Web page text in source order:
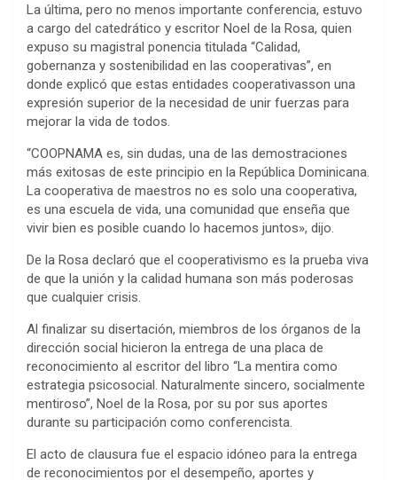
La última, pero no menos importante conferencia, estuvo
a cargo del catedrático y escritor Noel de la Rosa, quien
expuso su magistral ponencia titulada “Calidad,
gobernanza y sostenibilidad en las cooperativas”, en
donde explicó que estas entidades cooperativasson una
expresión superior de la necesidad de unir fuerzas para
mejorar la vida de todos.
“COOPNAMA es, sin dudas, una de las demostraciones
más exitosas de este principio en la República Dominicana.
La cooperativa de maestros no es solo una cooperativa,
es una escuela de vida, una comunidad que enseña que
vivir bien es posible cuando lo hacemos juntos», dijo.
De la Rosa declaró que el cooperativismo es la prueba viva
de que la unión y la calidad humana son más poderosas
que cualquier crisis.
Al finalizar su disertación, miembros de los órganos de la
dirección social hicieron la entrega de una placa de
reconocimiento al escritor del libro “La mentira como
estrategia psicosocial. Naturalmente sincero, socialmente
mentiroso”, Noel de la Rosa, por su por sus aportes
durante su participación como conferencista.
El acto de clausura fue el espacio idóneo para la entrega
de reconocimientos por el desempeño, aportes y